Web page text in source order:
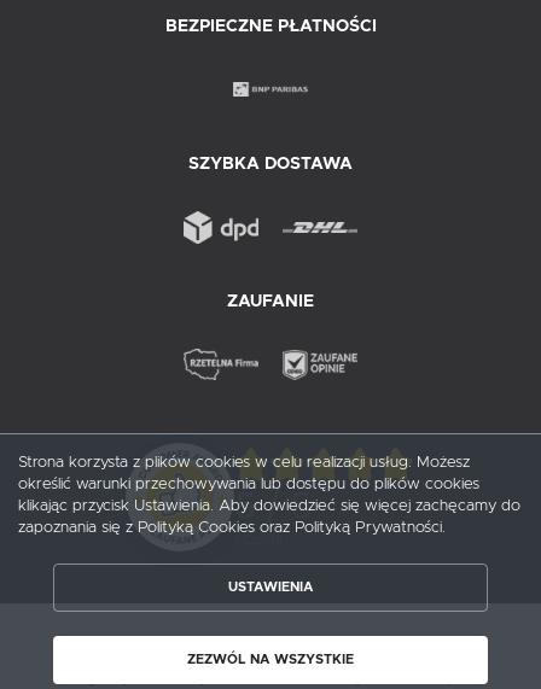
BEZPIECZNE PŁATNOŚCI
SZYBKA DOSTAWA
ZAUFANIE
5/ 5
Copyright by probox.pl
Strona korzysta z plików cookies w celu realizacji usług. Możesz
określić warunki przechowywania lub dostępu do plików cookies
klikając przycisk Ustawienia. Aby dowiedzieć się więcej zachęcamy do
zapoznania się z Polityką Cookies oraz Polityką Prywatności.
USTAWIENIA
ZEZWÓL NA WSZYSTKIE
ZAPISZ WYBRANE